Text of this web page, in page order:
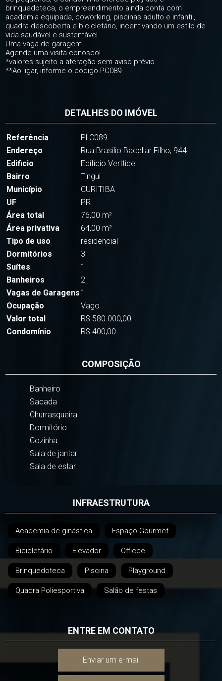
brinquedoteca, o empreendimento ainda conta com
academia equipada, coworking, piscinas adulto e infantil,
quadra descoberta e bicicletário, incentivando um estilo de
vida saudável e sustentável.
Uma vaga de garagem.
Agende uma visita conosco!
*valores sujeito a ateração sem aviso prévio.
**Ao ligar, informe o código PC089.
DETALHES DO IMÓVEL
Referência
PLC089
Endereço
Rua Brasilio Bacellar Filho, 944
Edificio
Edifício Verttice
Bairro
Tingui
Município
CURITIBA
UF
PR
Área total
76,00 m²
Área privativa
64,00 m²
Tipo de uso
residencial
Dormitórios
3
Suítes
1
Banheiros
2
Vagas de Garagens 1
Ocupação
Vago
Valor total
R$ 580.000,00
Condomínio
R$ 400,00
COMPOSIÇÃO
Banheiro
Sacada
Churrasqueira
Dormitório
Cozinha
Sala de jantar
Sala de estar
INFRAESTRUTURA
Academia de ginástica Espaço Gourmet
Bicicletário Elevador Officce
Brinquedoteca Piscina Playground
Quadra Poliesportiva Salão de festas
ENTRE EM CONTATO
Enviar um e-mail